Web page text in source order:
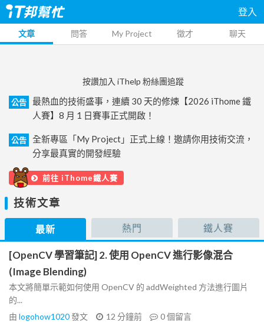
登入
文章 問答 My Project 徵才 聊天
按讚加入 iThelp 粉絲團追蹤
公告
最熱血的技術盛事，連續 30 天的修煉【2026 iThome 鐵
人賽】8 月 1 日賽事正式開啟！
公告
全新專區「My Project」正式上線！邀請你用技術交流，
分享最真實的開發經驗
前往 iThome鐵人賽
技術文章
最新 熱門 鐵人賽
[OpenCV 學習筆記] 2. 使用 OpenCV 進行影像混合
(Image Blending)
本文將簡單示範如何使用 OpenCV 的 addWeighted 方法進行圖片
的...
由 logohow1020發文 12 分鐘前 0個留言